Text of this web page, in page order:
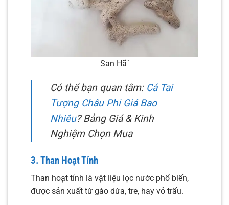
San Hã´
Có thể bạn quan tâm: Cá Tai
Tượng Châu Phi Giá Bao
Nhiêu? Bảng Giá & Kinh
Nghiệm Chọn Mua
3. Than Hoạt Tính
Than hoạt tính là vật liệu lọc nước phổ biến,
được sản xuất từ gáo dừa, tre, hay vỏ trấu.